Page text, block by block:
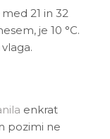
21 in 32
je 10 °C.
enkrat
pozimi ne